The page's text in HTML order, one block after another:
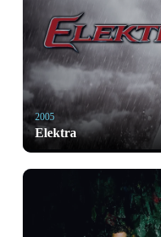
2005
Elektra